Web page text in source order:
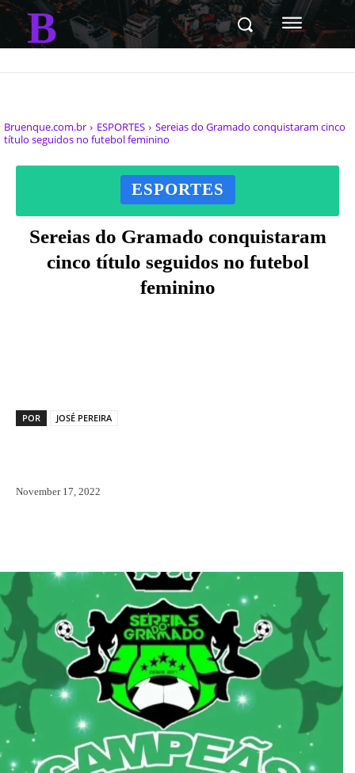
B
Bruenque.com.br ESPORTES
Sereias do Gramado conquistaram cinco
título seguidos no futebol feminino
ESPORTES
Sereias do Gramado conquistaram
cinco título seguidos no futebol
feminino
POR JOSÉ PEREIRA
November 17, 2022